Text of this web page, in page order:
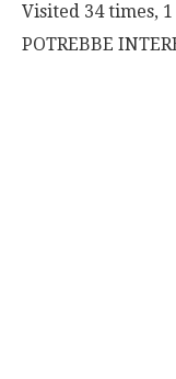
Visited 34 times,
POTREBBE